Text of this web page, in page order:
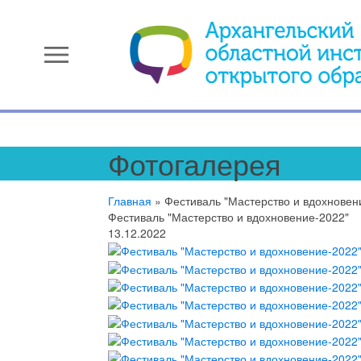
menu
Фотогалерея
Главная »Фестиваль "Мастерство и
Фестиваль "Мастерство и вдохновение-2022"
13.12.2022